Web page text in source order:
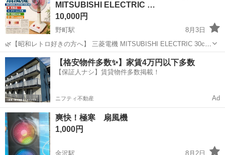
MITSUBISHI ELECTRIC …
10,000円
野町駅
8月3日
🌿【昭和レトロ好きの方へ】 三菱電機 MITSUBISHI ELECTRIC 30cm
お座敷扇 R30A-W 扇風機です✨ 1983年製の昭和レトロな扇風機で、今
ではなかなか見かけない雰囲気のある一台です😊 クリーム系の本...
石川 金沢市 野町駅 季節、空調家電
【格安物件多数✨】家賃4万円以下多数
【保証人ナシ】賃貸物件多数掲載！
ニフティ不動産 Ad
爽快！極寒 扇風機
1,000円
金沢駅 8月2日